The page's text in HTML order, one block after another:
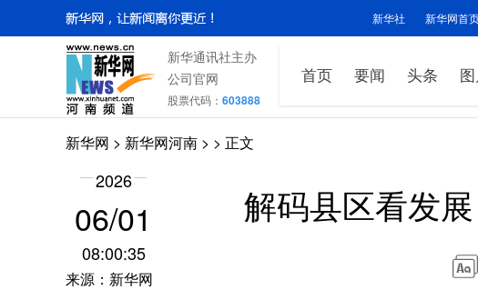
新华社 新华网首
新华通讯社主办
公司官网
股票代码： 603888
首页 要闻 头条
新华网 > 新华网河南 > > 正文
2026
06/01
08:00:35
来源：新华网
解码县区看发